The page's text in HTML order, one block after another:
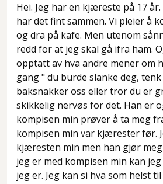
Hei. Jeg har en kjæreste på 17
har det fint sammen. Vi pleier å
og dra på kafe. Men utenom
redd for at jeg skal gå ifra ham.
opptatt av hva andre mener om
gang " du burde slanke deg,
baksnakker oss eller tror du er
skikkelig nervøs for det. Han er
kompisen min prøver å ta meg
kompisen min var kjærester før.
kjæresten min men han gjør
jeg er med kompisen min kan
jeg er. Jeg kan si hva som helst